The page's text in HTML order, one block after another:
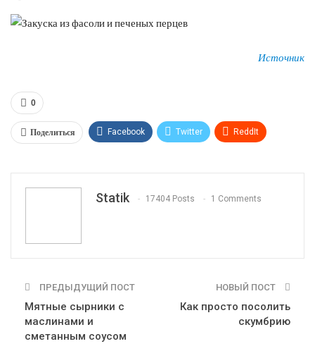
Источник
0
Поделиться Facebook Twitter ReddIt
Statik 17404 Posts 1 Comments
ПРЕДЫДУЩИЙ ПОСТ
Мятные сырники с
маслинами и
сметанным соусом
НОВЫЙ ПОСТ
Как просто посолить
скумбрию